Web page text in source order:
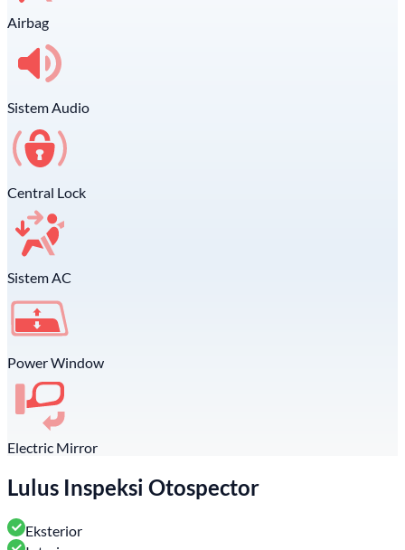
Airbag
Sistem Audio
Central Lock
Sistem AC
Power Window
Electric Mirror
Lulus Inspeksi Otospector
Eksterior